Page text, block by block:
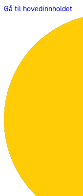
Gå til hovedinnholdet